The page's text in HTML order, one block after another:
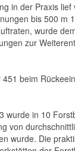
in der Praxis
bis 500 m
wurde
zur
451 beim
wurde in 10
von
wurde. Die